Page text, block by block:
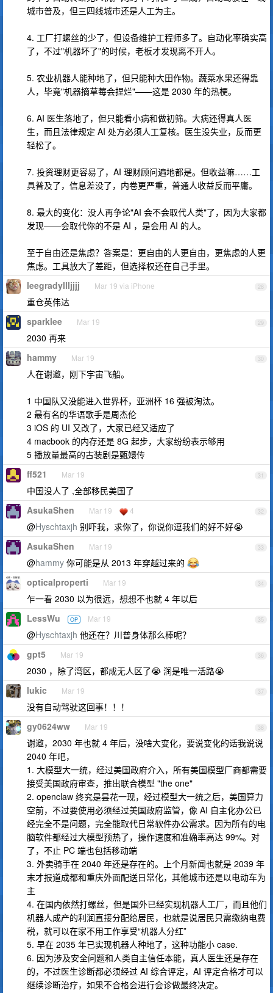
城市普及，但三四线城市还是人工为主。
4. 工厂打螺丝的少了，但设备维护工程师多了。自动化率确实高
了，不过"机器坏了"的时候，老板才发现离不开人。
5. 农业机器人能种地了，但只能种大田作物。蔬菜水果还得靠
人，毕竟"机器摘草莓会捏烂"——这是 2030 年的热梗。
6. AI 医生落地了，但只能看小病和做初筛。大病还得真人医
生，而且法律规定 AI 处方必须人工复核。医生没失业，反而更
轻松了。
7. 投资理财更容易了，AI 理财顾问遍地都是。但收益嘛……工
具普及了，信息差没了，内卷更严重，普通人收益反而平庸。
8. 最大的变化：没人再争论"AI 会不会取代人类"了，因为大家都
发现——会取代你的不是 AI ，是会用 AI 的人。
至于自由还是焦虑？答案是：更自由的人更自由，更焦虑的人更
焦虑。工具放大了差距，但选择权还在自己手里。
28
leegradyllljjjj Mar 19 via iPhone
重仓英伟达
29
sparklee Mar 19
2030 再来
30
hammy Mar 19
人在谢邀，刚下宇宙飞船。
1 中国队又没能进入世界杯，亚洲杯 16 强被淘汰。
2 最有名的华语歌手是周杰伦
3 iOS 的 UI 又改了，大家已经又适应了
4 macbook 的内存还是 8G 起步，大家纷纷表示够用
5 播放量最高的古装剧是甄嬛传
31
ff521 Mar 19
中国没人了 ,全部移民美国了
32
AsukaShen Mar 19 4
@Hyschtaxjh 别吓我，求你了，你说你逗我们的好不好😭
33
AsukaShen Mar 19
@hammy 你可能是从 2013 年穿越过来的
34
opticalproperti Mar 19
乍一看 2030 以为很远，想想不也就 4 年以后
35
LessWu OP Mar 19
@Hyschtaxjh 他还在？川普身体那么棒呢？
36
gpt5 Mar 19
2030 ，除了湾区，都成无人区了😭 润是唯一活路😭
37
lukic Mar 19
没有自动驾驶这回事！！！
38
gy0624ww Mar 19
谢邀，2030 年也就 4 年后，没啥大变化，要说变化的话我说说
2040 年吧，
1. 大模型大一统，经过美国政府介入，所有美国模型厂商都需要
接受美国政府审查，推出联合模型 "the one"
2. openclaw 终究是昙花一现，经过模型大一统之后，美国算力
空前，不过要使用必须经过美国政府监管，像 AI 自主化办公已
经完全不是问题，完全能取代日常软件办公需求。因为所有的电
脑软件都经过大模型预热了，操作速度和准确率高达 99%。对
了，不止 PC 端也包括移动端
3. 外卖骑手在 2040 年还是存在的。上个月新闻也就是 2039 年
末才报道成都和重庆外面配送日常化，其他城市还是以电动车为
主
4. 在国内依然打螺丝，但是国外已经实现机器人工厂，而且他们
机器人成产的利润直接分配给居民，也就是说居民只需缴纳电费
税，就可以在家不用工作享受“机器人分红”
5. 早在 2035 年已实现机器人种地了，这种功能小 case.
6. 因为涉及安全问题和人类自主信任本能，真人医生还是存在
的，不过医生诊断都必须经过 AI 综合评定，AI 评定合格才可以
继续诊断治疗，如果不合格会进行会诊做最终决定。